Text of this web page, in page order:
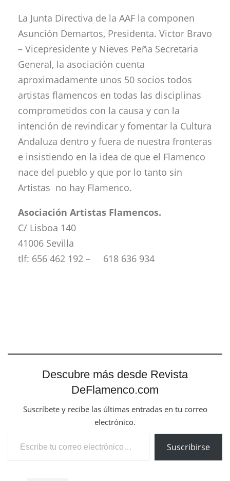
La Junta Directiva de la AAF la componen
Asunción Demartos, Presidenta. Victor Bravo
– Vicepresidente y Nieves Peña Secretaria
General, la asociación cuenta
aproximadamente unos 50 socios todos
artistas flamencos en todas las disciplinas
comprometidos con la causa y con la
intención de revindicar y fomentar la Cultura
Andaluza dentro y fuera de nuestra fronteras
e insistiendo en la idea de que el Flamenco
nace del pueblo y que por lo tanto sin
Artistas no hay Flamenco.
Asociación Artistas Flamencos.
C/ Lisboa 140
41006 Sevilla
tlf: 656 462 192 – 618 636 934
Descubre más desde Revista
DeFlamenco.com
Suscríbete y recibe las últimas entradas en tu correo
electrónico.
Escribe tu correo electrónico…
Suscribirse